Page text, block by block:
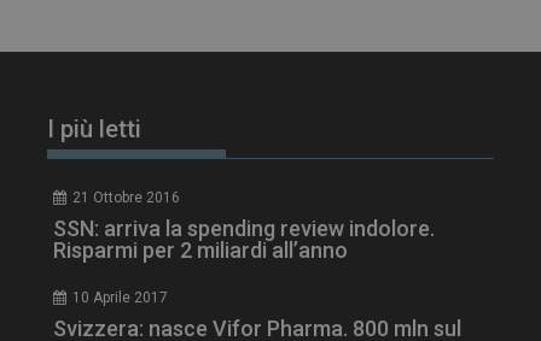
I più letti
21 Ottobre 2016
SSN: arriva la spending review indolore.
Risparmi per 2 miliardi all’anno
10 Aprile 2017
Svizzera: nasce Vifor Pharma. 800 mln sul